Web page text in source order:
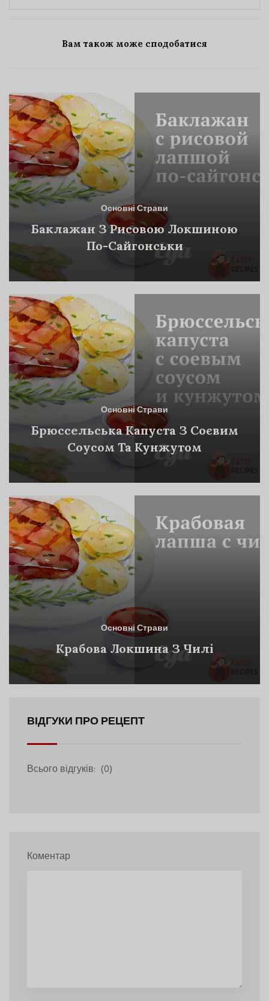
Вам також може сподобатися
Основні Страви
Баклажан З Рисовою Локшиною
По-Сайгонськи
Основні Страви
Брюссельська Капуста З Соєвим
Соусом Та Кунжутом
Основні Страви
Крабова Локшина З Чилі
ВІДГУКИ ПРО РЕЦЕПТ
Всього відгуків: (0)
Коментар